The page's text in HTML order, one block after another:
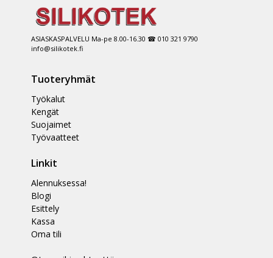
ASIASKASPALVELU Ma-pe 8.00-16.30 ☎ 010 321 9790
info@silikotek.fi
Tuoteryhmät
Työkalut
Kengät
Suojaimet
Työvaatteet
Linkit
Alennuksessa!
Blogi
Esittely
Kassa
Oma tili